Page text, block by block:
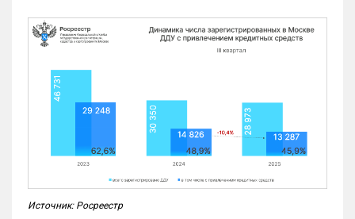
Источник: Росреестр